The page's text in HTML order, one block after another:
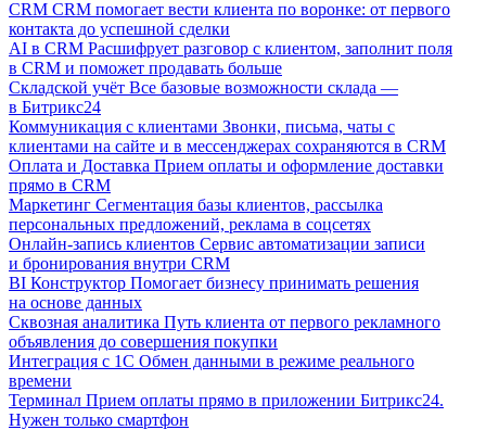
CRM CRM помогает вести клиента по воронке: от первого
контакта до успешной сделки
AI в CRM Расшифрует разговор с клиентом, заполнит поля
в CRM и поможет продавать больше
Складской учёт Все базовые возможности склада —
в Битрикс24
Коммуникация с клиентами Звонки, письма, чаты с
клиентами на сайте и в мессенджерах сохраняются в CRM
Оплата и Доставка Прием оплаты и оформление доставки
прямо в CRM
Маркетинг Сегментация базы клиентов, рассылка
персональных предложений, реклама в соцсетях
Онлайн-запись клиентов Сервис автоматизации записи
и бронирования внутри CRM
BI Конструктор Помогает бизнесу принимать решения
на основе данных
Сквозная аналитика Путь клиента от первого рекламного
объявления до совершения покупки
Интеграция с 1С Обмен данными в режиме реального
времени
Терминал Прием оплаты прямо в приложении Битрикс24.
Нужен только смартфон